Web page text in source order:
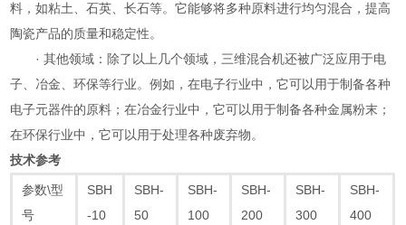
料，如粘土、石英、长石等。它能够将多种原料进行均匀混合，提高
陶瓷产品的质量和稳定性。
· 其他领域：除了以上几个领域，三维混合机还被广泛应用于电
子、冶金、环保等行业。例如，在电子行业中，它可以用于制备各种
电子元器件的原料；在冶金行业中，它可以用于制备各种金属粉末；
在环保行业中，它可以用于处理各种废弃物。
技术参考
参数\型
号
SBH
-10
SBH-
50
SBH-
100
SBH-
200
SBH-
300
SBH-
400